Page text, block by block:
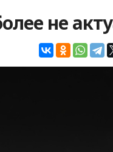
не